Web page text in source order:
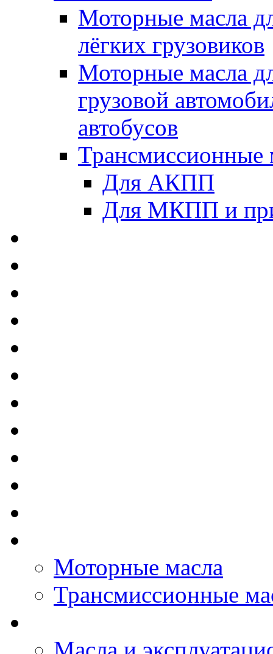
Моторные масла
лёгких грузовиков
Моторные масла
грузовой
автобусов
Трансмиссионные
Для АКПП
Для МКПП и
Моторные масла
Трансмиссионные